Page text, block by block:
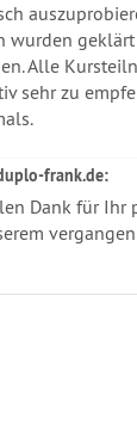
wurden
Alle
sehr zu
frank.de:
Dank für Ihr